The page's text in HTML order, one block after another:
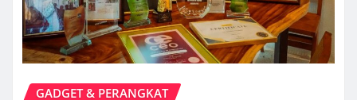
GADGET & PERANGKAT